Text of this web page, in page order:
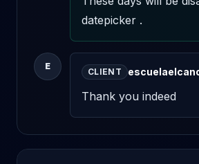
datepicker .
E
CLIENT
Thank you indeed